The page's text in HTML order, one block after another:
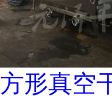
方形真空